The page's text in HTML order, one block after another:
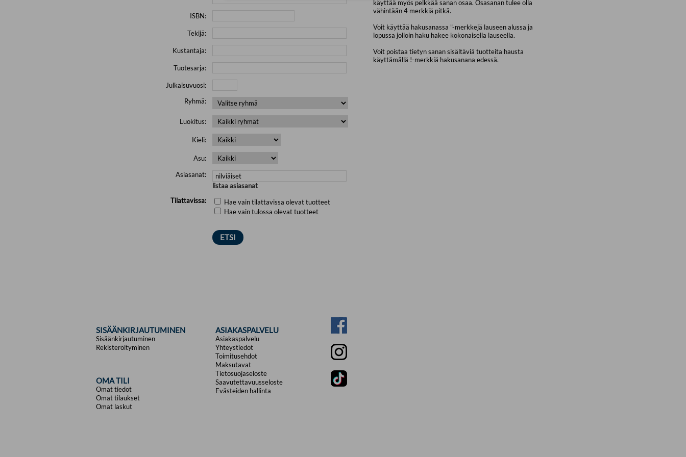
ISBN:
Tekijä:
Kustantaja:
Tuotesarja:
Julkaisuvuosi:
Ryhmä:
Luokitus:
Kieli:
Asu:
Asiasanat:
listaa asiasanat
Tilattavissa:
Hae vain tilattavissa olevat tuotteet
Hae vain tulossa olevat tuotteet
käyttää myös pelkkää sanan osaa. Osasanan tulee olla
vähintään 4 merkkiä pitkä.
Voit käyttää hakusanassa "-merkkejä lauseen alussa ja
lopussa jolloin haku hakee kokonaisella lauseella.
Voit poistaa tietyn sanan sisältäviä tuotteita hausta
käyttämällä !-merkkiä hakusanana edessä.
SISÄÄNKIRJAUTUMINEN
Sisäänkirjautuminen
Rekisteröityminen
OMA TILI
Omat tiedot
Omat tilaukset
Omat laskut
ASIAKASPALVELU
Asiakaspalvelu
Yhteystiedot
Toimitusehdot
Maksutavat
Tietosuojaseloste
Saavutettavuusseloste
Evästeiden hallinta